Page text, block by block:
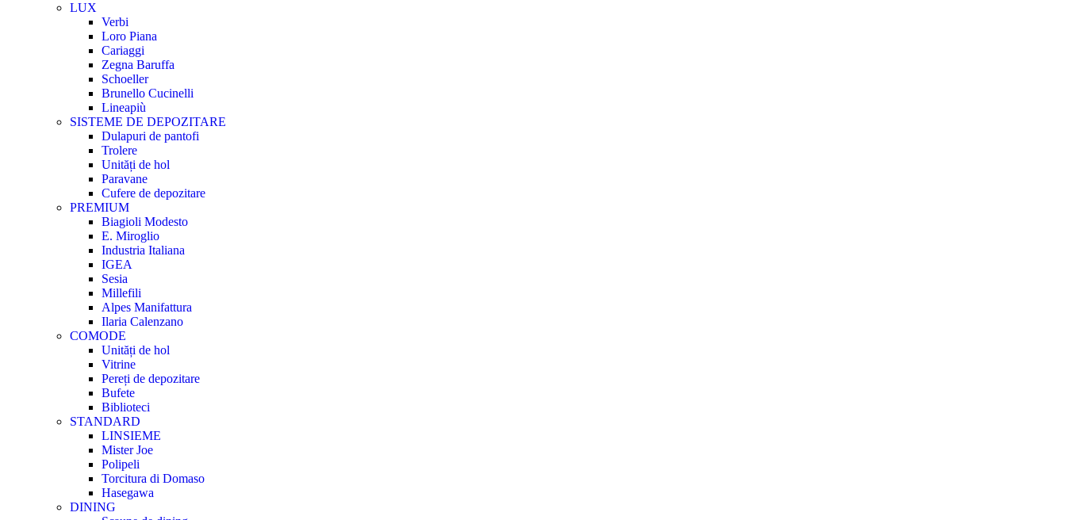
LUX
Verbi
Loro Piana
Cariaggi
Zegna Baruffa
Schoeller
Brunello Cucinelli
Lineapiù
SISTEME DE DEPOZITARE
Dulapuri de pantofi
Trolere
Unități de hol
Paravane
Cufere de depozitare
PREMIUM
Biagioli Modesto
E. Miroglio
Industria Italiana
IGEA
Sesia
Millefili
Alpes Manifattura
Ilaria Calenzano
COMODE
Unități de hol
Vitrine
Pereți de depozitare
Bufete
Biblioteci
STANDARD
LINSIEME
Mister Joe
Polipeli
Torcitura di Domaso
Hasegawa
DINING